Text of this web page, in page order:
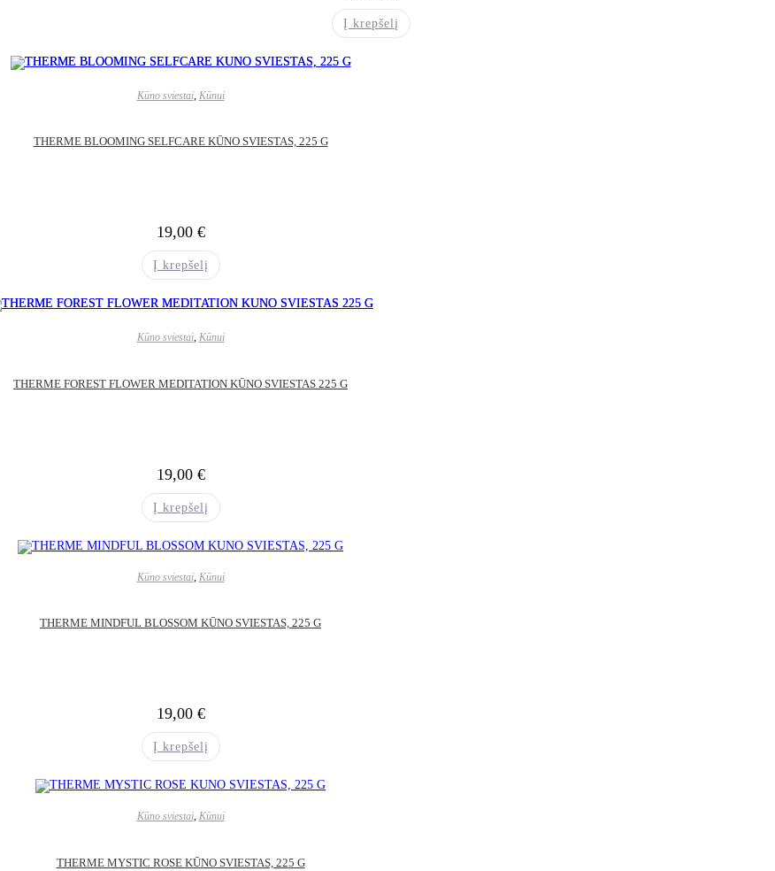
Į krepšelį
Kūno sviestai, Kūnui
THERME BLOOMING SELFCARE KŪNO SVIESTAS, 225 G
19,00 €
Į krepšelį
Kūno sviestai, Kūnui
THERME FOREST FLOWER MEDITATION KŪNO SVIESTAS 225 G
19,00 €
Į krepšelį
Kūno sviestai, Kūnui
THERME MINDFUL BLOSSOM KŪNO SVIESTAS, 225 G
19,00 €
Į krepšelį
Kūno sviestai, Kūnui
THERME MYSTIC ROSE KŪNO SVIESTAS, 225 G